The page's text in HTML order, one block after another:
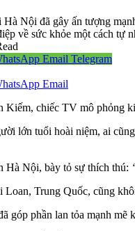
Nội đã gây ấn tượng
về sức khỏe một cách tự
Email Telegram
Email
chiếc TV mô phỏng
lớn tuổi hoài niệm, ai
Hà Nội, bày tỏ sự thích thú:
Trung Quốc, cũng
góp phần lan tỏa mạnh